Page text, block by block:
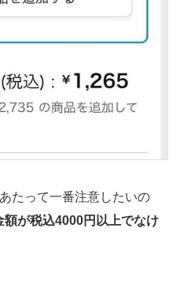
たって一番注意したいの
が税込4000円以上でなけ